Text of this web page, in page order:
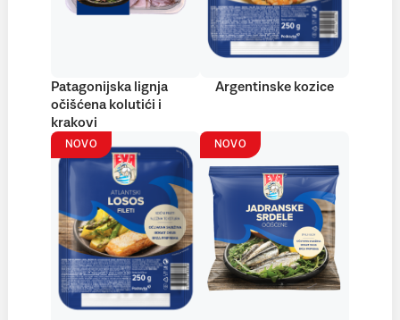
Patagonijska lignja
očišćena kolutići i
krakovi
Argentinske kozice
NOVO NOVO